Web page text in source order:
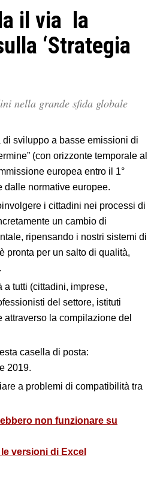
il via la
‘Strategia
nella grande sfida globale
di sviluppo a basse emissioni di
(con orizzonte temporale al
europea entro il 1°
dalle normative europee.
i cittadini nei processi di
un cambio di
ripensando i nostri sistemi di
pronta per un salto di qualità,
tutti (cittadini, imprese,
del settore, istituti
la compilazione del
casella di posta:
2019.
a problemi di compatibilità tra
non funzionare su
versioni di Excel